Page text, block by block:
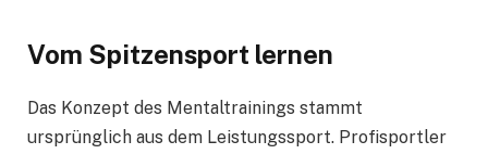
Vom Spitzensport lernen
Das Konzept des Mentaltrainings stammt
ursprünglich aus dem Leistungssport. Profisportler